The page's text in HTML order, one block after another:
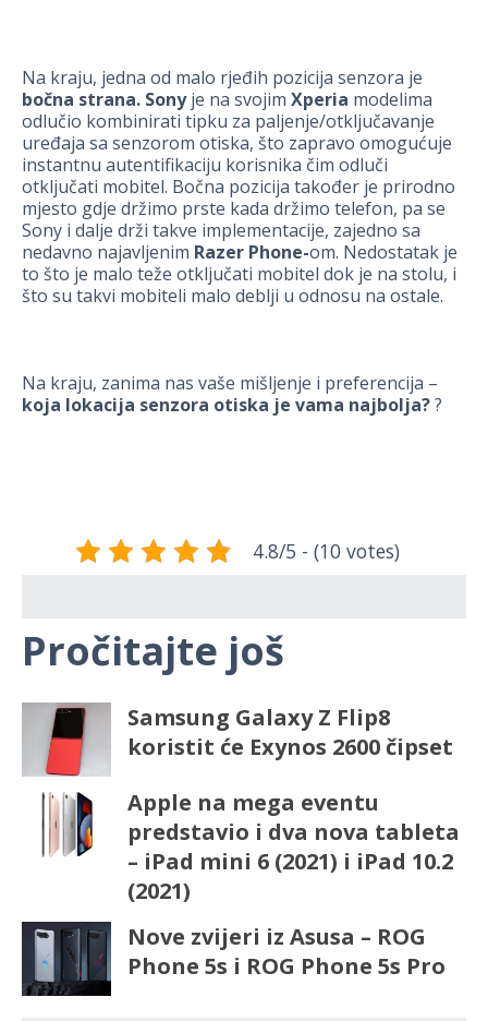
Na kraju, jedna od malo rjeđih pozicija senzora je
bočna strana. Sonyje na svojim Xperia modelima
odlučio kombinirati tipku za paljenje/otključavanje
uređaja sa senzorom otiska, što zapravo omogućuje
instantnu autentifikaciju korisnika čim odluči
otključati mobitel. Bočna pozicija također je prirodno
mjesto gdje držimo prste kada držimo telefon, pa se
Sony i dalje drži takve implementacije, zajedno sa
nedavno najavljenim Razer Phone-om. Nedostatak je
to što je malo teže otključati mobitel dok je na stolu, i
što su takvi mobiteli malo deblji u odnosu na ostale.
Na kraju, zanima nas vaše mišljenje i preferencija –
koja lokacija senzora otiska je vama najbolja??
4.8/5 - (10 votes)
Pročitajte još
Samsung Galaxy Z Flip8
koristit će Exynos 2600 čipset
Apple na mega eventu
predstavio i dva nova tableta
– iPad mini 6 (2021) i iPad 10.2
(2021)
Nove zvijeri iz Asusa – ROG
Phone 5s i ROG Phone 5s Pro